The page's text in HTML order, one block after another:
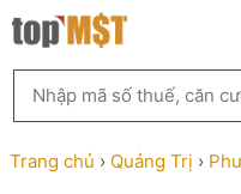
Chuyển
đến
kiếm
MST
theo
tên
Trang chủ › Quảng Trị ›